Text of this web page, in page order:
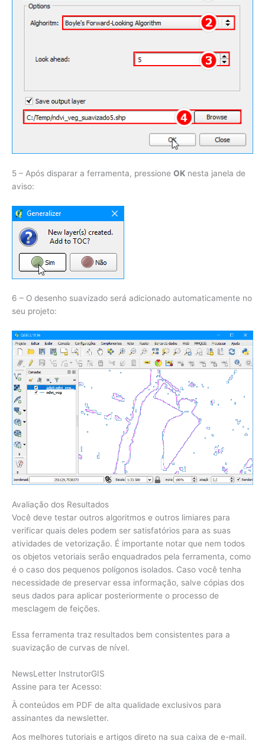
5 – Após disparar a ferramenta, pressione OK nesta janela de
aviso:
6 – O desenho suavizado será adicionado automaticamente no
seu projeto:
Avaliação dos Resultados
Você deve testar outros algoritmos e outros limiares para
verificar quais deles podem ser satisfatórios para as suas
atividades de vetorização. É importante notar que nem todos
os objetos vetoriais serão enquadrados pela ferramenta, como
é o caso dos pequenos polígonos isolados. Caso você tenha
necessidade de preservar essa informação, salve cópias dos
seus dados para aplicar posteriormente o processo de
mesclagem de feições.
Essa ferramenta traz resultados bem consistentes para a
suavização de curvas de nível.
NewsLetter InstrutorGIS
Assine para ter Acesso:
À conteúdos em PDF de alta qualidade exclusivos para
assinantes da newsletter.
Aos melhores tutoriais e artigos direto na sua caixa de e-mail.